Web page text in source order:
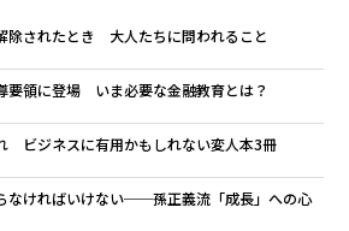
除されたとき 大人たちに問われること
要領に登場 いま必要な金融教育とは？
ビジネスに有用かもしれない変人本3冊
なければいけない──孫正義流「成長」への心